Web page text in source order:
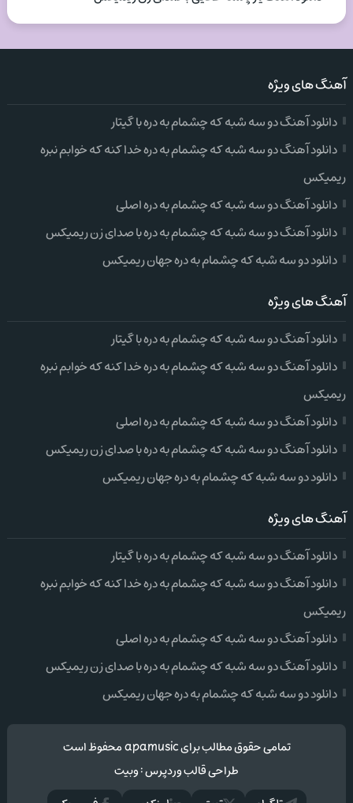
آهنگ های ویژه
دانلود آهنگ دو سه شبه که چشمام به دره با گیتار
دانلود آهنگ دو سه شبه که چشمام به دره خدا کنه که خوابم نبره
ریمیکس
دانلود آهنگ دو سه شبه که چشمام به دره اصلی
دانلود آهنگ دو سه شبه که چشمام به دره با صدای زن ریمیکس
دانلود دو سه شبه که چشمام به دره جهان ریمیکس
آهنگ های ویژه
دانلود آهنگ دو سه شبه که چشمام به دره با گیتار
دانلود آهنگ دو سه شبه که چشمام به دره خدا کنه که خوابم نبره
ریمیکس
دانلود آهنگ دو سه شبه که چشمام به دره اصلی
دانلود آهنگ دو سه شبه که چشمام به دره با صدای زن ریمیکس
دانلود دو سه شبه که چشمام به دره جهان ریمیکس
آهنگ های ویژه
دانلود آهنگ دو سه شبه که چشمام به دره با گیتار
دانلود آهنگ دو سه شبه که چشمام به دره خدا کنه که خوابم نبره
ریمیکس
دانلود آهنگ دو سه شبه که چشمام به دره اصلی
دانلود آهنگ دو سه شبه که چشمام به دره با صدای زن ریمیکس
دانلود دو سه شبه که چشمام به دره جهان ریمیکس
تمامی حقوق مطالب برای apamusic محفوظ است
طراحی قالب وردپرس:وبیت